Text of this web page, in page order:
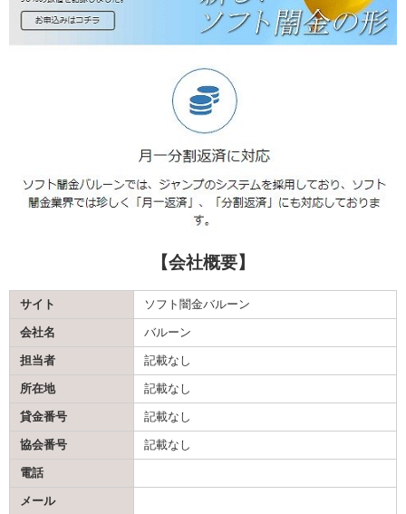
【会社概要】
サイト ソフト闇金バルーン
会社名 バルーン
担当者 記載なし
所在地 記載なし
貸金番号 記載なし
協会番号 記載なし
電話
メール